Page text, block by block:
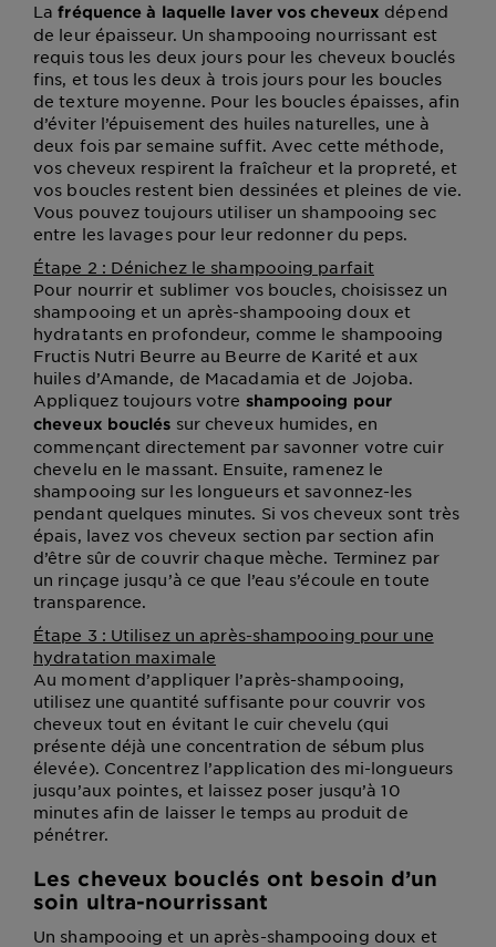
Lafréquence à laquelle laver vos cheveux dépend
de leur épaisseur. Un shampooing nourrissant est
requis tous les deux jours pour les cheveux bouclés
fins, et tous les deux à trois jours pour les boucles
de texture moyenne. Pour les boucles épaisses, afin
d’éviter l’épuisement des huiles naturelles, une à
deux fois par semaine suffit. Avec cette méthode,
vos cheveux respirent la fraîcheur et la propreté, et
vos boucles restent bien dessinées et pleines de vie.
Vous pouvez toujours utiliser un shampooing sec
entre les lavages pour leur redonner du peps.
Étape 2 : Dénichez le shampooing parfait
Pour nourrir et sublimer vos boucles, choisissez un
shampooing et un après-shampooing doux et
hydratants en profondeur, comme le shampooing
Fructis Nutri Beurre au Beurre de Karité et aux
huiles d’Amande, de Macadamia et de Jojoba.
Appliquez toujours votre shampooing pour
cheveux bouclés sur cheveux humides, en
commençant directement par savonner votre cuir
chevelu en le massant. Ensuite, ramenez le
shampooing sur les longueurs et savonnez-les
pendant quelques minutes. Si vos cheveux sont très
épais, lavez vos cheveux section par section afin
d’être sûr de couvrir chaque mèche. Terminez par
un rinçage jusqu’à ce que l’eau s’écoule en toute
transparence.
Étape 3 : Utilisez un après-shampooing pour une
hydratation maximale
Au moment d’appliquer l’après-shampooing,
utilisez une quantité suffisante pour couvrir vos
cheveux tout en évitant le cuir chevelu (qui
présente déjà une concentration de sébum plus
élevée). Concentrez l’application des mi-longueurs
jusqu’aux pointes, et laissez poser jusqu’à 10
minutes afin de laisser le temps au produit de
pénétrer.
Les cheveux bouclés ont besoin d’un
soin ultra-nourrissant
Un shampooing et un après-shampooing doux et